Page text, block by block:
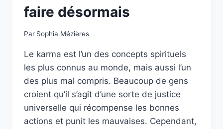
faire désormais
Par Sophia Mézières
Le karma est l’un des concepts spirituels
les plus connus au monde, mais aussi l’un
des plus mal compris. Beaucoup de gens
croient qu’il s’agit d’une sorte de justice
universelle qui récompense les bonnes
actions et punit les mauvaises. Cependant,